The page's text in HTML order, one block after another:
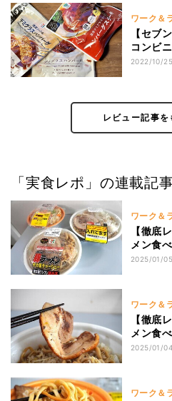
ワーク＆
【セブ
コンビ
ーグ」
2022/10/
レビュー記事を
「実食レポ」の連載記
ワーク＆
【徹底
メン食
キロカ
など食
2025/01/
ワーク＆
【徹底
メン食
れてま
ていく
2025/01/
ワーク＆